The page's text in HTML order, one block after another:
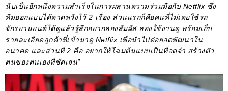
นับเป็นอีกหนึ่งความสำเร็จในการผสานความร่วมมือกับ Netflix ซึ่ง
ทีมออกแบบได้คาดหวังไว้ 2 เรื่อง ส่วนแรกก็คือคนที่ไม่เคยใช้รถ
จักรยานยนต์ได้ดูแล้วรู้สึกอยากลองสัมผัส ลองใช้งานดู พร้อมเก็บ
รายละเอียดลูกค้าที่เข้ามาดู Netflix เพื่อนำไปต่อยอดพัฒนาใน
อนาคต และส่วนที่ 2 คือ อยากให้โฉมต้นแบบเป็นที่จดจำ สร้างตัว
ตนของตนเองที่ชัดเจน”